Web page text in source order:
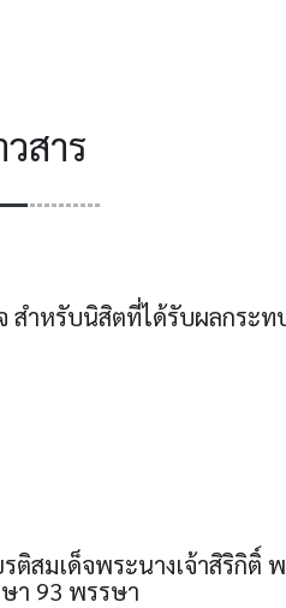
สาร
สำหรับนิสิตที่ได้รับผลกระ
รติสมเด็จพระนางเจ้าสิริ
า 93 พรรษา